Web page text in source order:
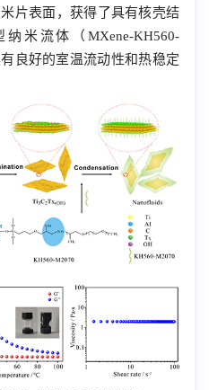
片表面，获得了具有核壳结
纳米流体（MXene-KH560-
良好的室温流动性和热稳定